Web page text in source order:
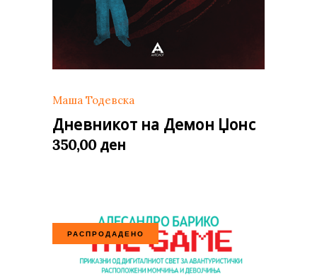
Маша Тодевска
Дневникот на Демон Џонс
350,00 ден
РАСПРОДАДЕНО